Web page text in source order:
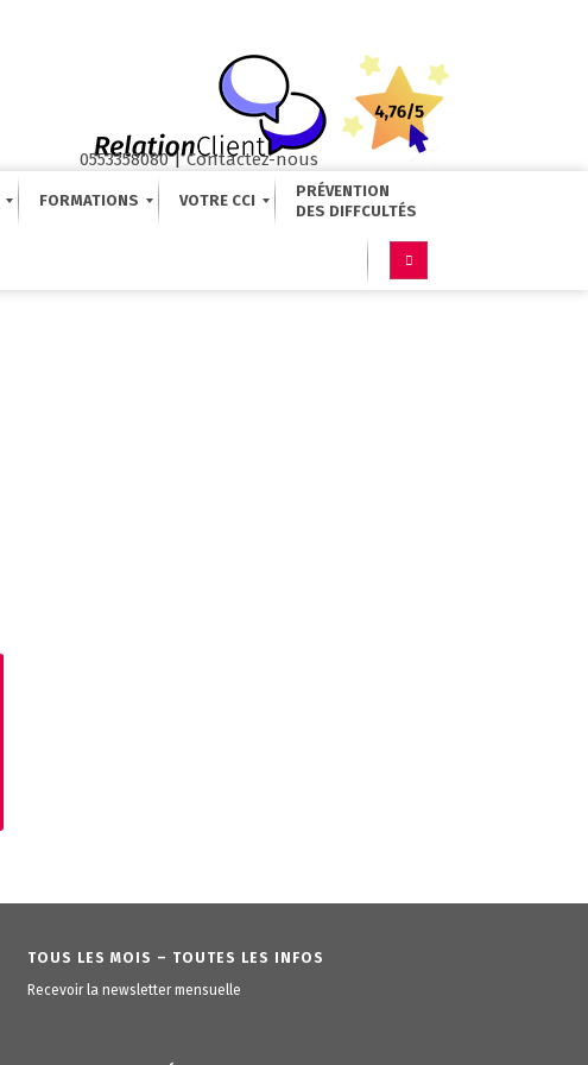
0553358080|Contactez-nous
FORMATIONS VOTRE CCI
PRÉVENTION
TOUS LES MOIS – TOUTES LES INFOS
Recevoir la newsletter mensuelle